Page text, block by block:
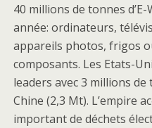
40 millions de tonnes
année: ordinateurs,
appareils photos, frigos
composants. Les Etats-
leaders avec 3 millions
Chine (2,3 Mt). L’empire
important de déchets